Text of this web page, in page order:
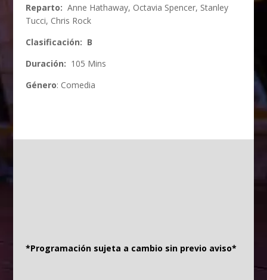
Reparto: Anne Hathaway, Octavia Spencer, Stanley
Tucci, Chris Rock
Clasificación: B
Duración: 105 Mins
Género: Comedia
*Programación sujeta a cambio sin previo aviso*